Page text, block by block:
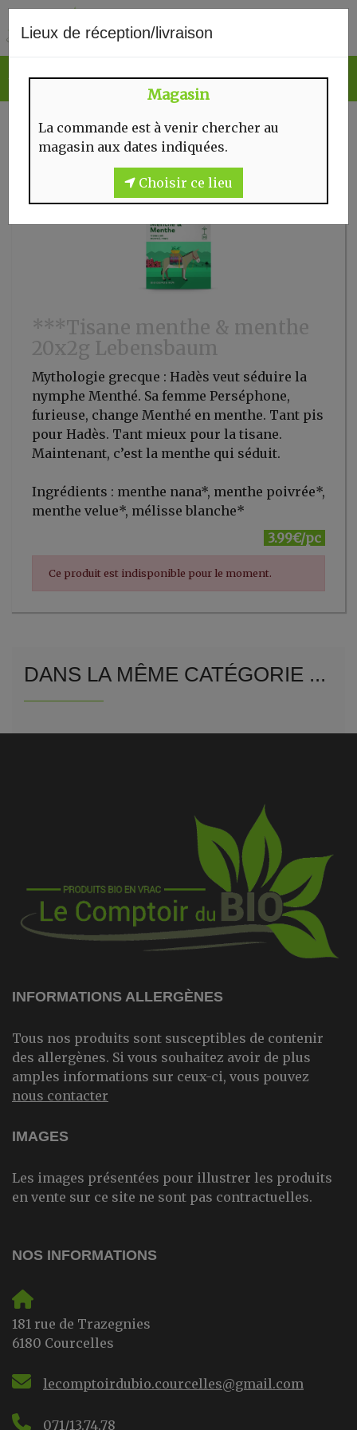
Lieux de réception/livraison
Magasin
La commande est à venir chercher au
magasin aux dates indiquées.
Choisir ce lieu
***Tisane menthe & menthe
20x2g Lebensbaum
Mythologie grecque : Hadès veut séduire la
nymphe Menthé. Sa femme Perséphone,
furieuse, change Menthé en menthe. Tant pis
pour Hadès. Tant mieux pour la tisane.
Maintenant, c’est la menthe qui séduit.
Ingrédients : menthe nana*, menthe poivrée*,
menthe velue*, mélisse blanche*
3.99€/pc
Ce produit est indisponible pour le moment.
DANS LA MÊME CATÉGORIE ...
INFORMATIONS ALLERGÈNES
Tous nos produits sont susceptibles de contenir
des allergènes. Si vous souhaitez avoir de plus
amples informations sur ceux-ci, vous pouvez
nous contacter
IMAGES
Les images présentées pour illustrer les produits
en vente sur ce site ne sont pas contractuelles.
NOS INFORMATIONS
181 rue de Trazegnies
6180 Courcelles
lecomptoirdubio.courcelles@gmail.com
071/13.74.78